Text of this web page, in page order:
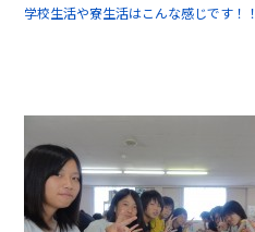
学校生活や寮生活はこんな感じです！！